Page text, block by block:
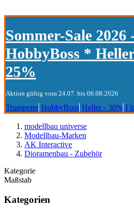
Sommer-Sale
HobbyBoss *
25%
Aktion gültig vom 24.07. bis 06.08.2026
Trumpeter HobbyBoss Heller - 30% I
modellbau universe
Modellbau-Marken
AK Interactive
Dioramenbau - Zubehör
Kategorie
Maßstab
Kategorien